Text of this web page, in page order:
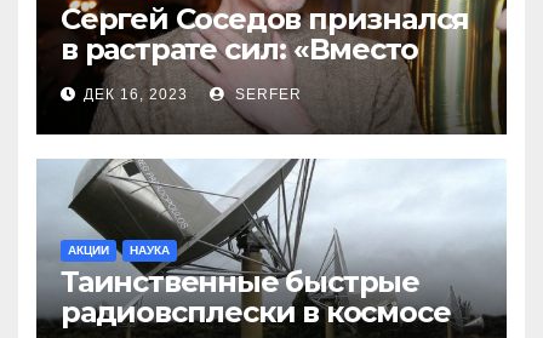
Сергей Соседов признался
в растрате сил: «Вместо
меня взяли Пригожина»
ДЕК 16, 2023 SERFER
АКЦИИ НАУКА
Таинственные быстрые
радиовсплески в космосе